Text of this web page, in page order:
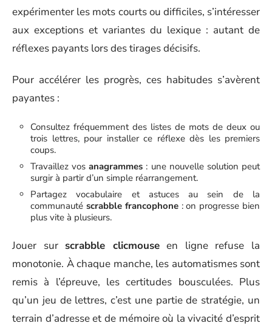
expérimenter les mots courts ou difficiles, s’intéresser
aux exceptions et variantes du lexique : autant de
réflexes payants lors des tirages décisifs.
Pour accélérer les progrès, ces habitudes s’avèrent
payantes :
Consultez fréquemment des listes de mots de deux ou
trois lettres, pour installer ce réflexe dès les premiers
coups.
Travaillez vosanagrammes : une nouvelle solution peut
surgir à partir d’un simple réarrangement.
Partagez vocabulaire et astuces au sein de la
communauté scrabble francophone: on progresse bien
plus vite à plusieurs.
Jouer sur scrabble clicmouseen ligne refuse la
monotonie. À chaque manche, les automatismes sont
remis à l’épreuve, les certitudes bousculées. Plus
qu’un jeu de lettres, c’est une partie de stratégie, un
terrain d’adresse et de mémoire où la vivacité d’esprit